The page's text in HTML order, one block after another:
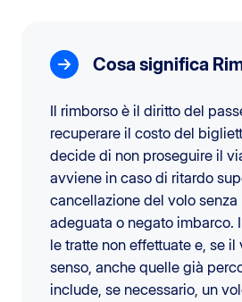
Cosa significa
Il rimborso è il diritto del
recuperare il costo del
decide di non proseguire il
avviene in caso di ritardo
cancellazione del volo senza
adeguata o negato imbarco.
le tratte non effettuate e, se il
senso, anche quelle già
include, se necessario, un